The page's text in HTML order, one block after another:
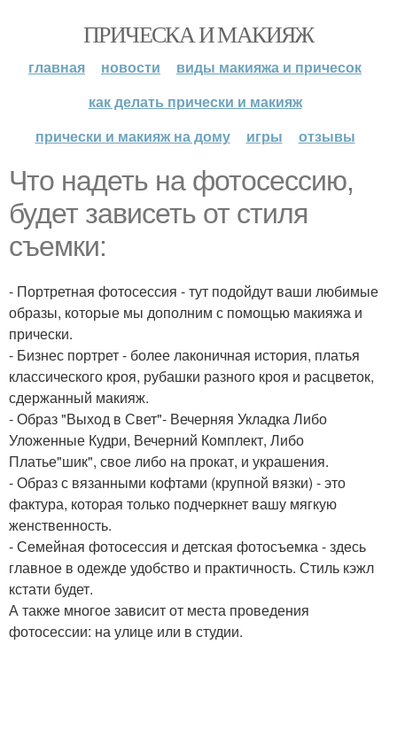
ПРИЧЕСКА И МАКИЯЖ
главная новости
виды макияжа и причесок
как делать прически и макияж
прически и макияж на дому
игры отзывы
Что надеть на фотосессию,
будет зависеть от стиля
съемки:
- Портретная фотосессия - тут подойдут ваши любимые
образы, которые мы дополним с помощью макияжа и
прически.
- Бизнес портрет - более лаконичная история, платья
классического кроя, рубашки разного кроя и расцветок,
сдержанный макияж.
- Образ "Выход в Свет"- Вечерняя Укладка Либо
Уложенные Кудри, Вечерний Комплект, Либо
Платье"шик", свое либо на прокат, и украшения.
- Образ с вязанными кофтами (крупной вязки) - это
фактура, которая только подчеркнет вашу мягкую
женственность.
- Семейная фотосессия и детская фотосъемка - здесь
главное в одежде удобство и практичность. Стиль кэжл
кстати будет.
А также многое зависит от места проведения
фотосессии: на улице или в студии.